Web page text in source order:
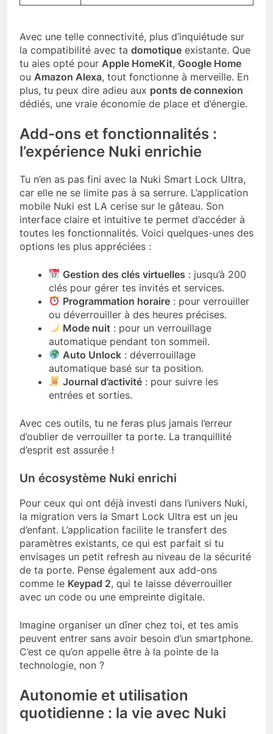
Avec une telle connectivité, plus d’inquiétude sur
la compatibilité avec ta domotique existante. Que
tu aies opté pour Apple HomeKit, Google Home
ou Amazon Alexa, tout fonctionne à merveille. En
plus, tu peux dire adieu aux ponts de connexion
dédiés, une vraie économie de place et d’énergie.
Add-ons et fonctionnalités :
l’expérience Nuki enrichie
Tu n’en as pas fini avec la Nuki Smart Lock Ultra,
car elle ne se limite pas à sa serrure. L’application
mobile Nuki est LA cerise sur le gâteau. Son
interface claire et intuitive te permet d’accéder à
toutes les fonctionnalités. Voici quelques-unes des
options les plus appréciées :
Gestion des clés virtuelles : jusqu’à 200
clés pour gérer tes invités et services.
Programmation horaire : pour verrouiller
ou déverrouiller à des heures précises.
Mode nuit : pour un verrouillage
automatique pendant ton sommeil.
Auto Unlock : déverrouillage
automatique basé sur ta position.
Journal d’activité : pour suivre les
entrées et sorties.
Avec ces outils, tu ne feras plus jamais l’erreur
d’oublier de verrouiller ta porte. La tranquillité
d’esprit est assurée !
Un écosystème Nuki enrichi
Pour ceux qui ont déjà investi dans l’univers Nuki,
la migration vers la Smart Lock Ultra est un jeu
d’enfant. L’application facilite le transfert des
paramètres existants, ce qui est parfait si tu
envisages un petit refresh au niveau de la sécurité
de ta porte. Pense également aux add-ons
comme le Keypad 2, qui te laisse déverrouiller
avec un code ou une empreinte digitale.
Imagine organiser un dîner chez toi, et tes amis
peuvent entrer sans avoir besoin d’un smartphone.
C’est ce qu’on appelle être à la pointe de la
technologie, non ?
Autonomie et utilisation
quotidienne : la vie avec Nuki